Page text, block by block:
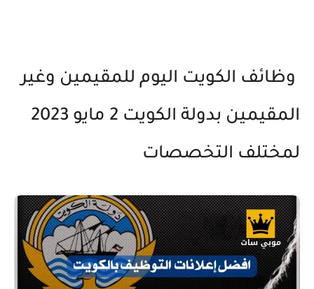
وظائف الكويت اليوم للمقيمين وغير
المقيمين بدولة الكويت 2 مايو 2023
لمختلف التخصصات